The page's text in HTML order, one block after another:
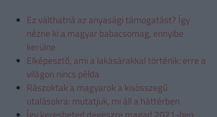
Ez válthatná az anyasági támogatást? Így
nézne ki a magyar babacsomag, ennyibe
kerülne
Elképesztő, ami a lakásárakkal történik: erre a
világon nincs példa
Rászoktak a magyarok a kisösszegű
utalásokra: mutatjuk, mi áll a háttérben